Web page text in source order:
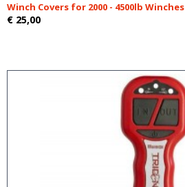
Winch Covers for 2000 - 4500lb Winches
€ 25,00